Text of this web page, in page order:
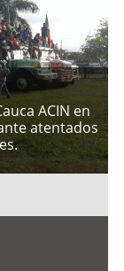
ACIN en
atentados